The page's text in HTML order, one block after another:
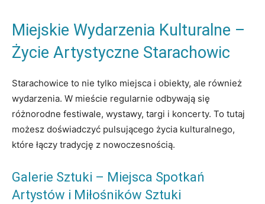
Miejskie Wydarzenia Kulturalne –
Życie Artystyczne Starachowic
Starachowice to nie tylko miejsca i obiekty, ale również
wydarzenia. W mieście regularnie odbywają się
różnorodne festiwale, wystawy, targi i koncerty. To tutaj
możesz doświadczyć pulsującego życia kulturalnego,
które łączy tradycję z nowoczesnością.
Galerie Sztuki – Miejsca Spotkań
Artystów i Miłośników Sztuki